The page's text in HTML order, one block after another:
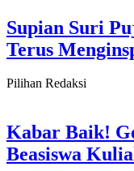
Supian Suri
Terus
Pilihan Redaksi
Kabar Baik!
Beasiswa